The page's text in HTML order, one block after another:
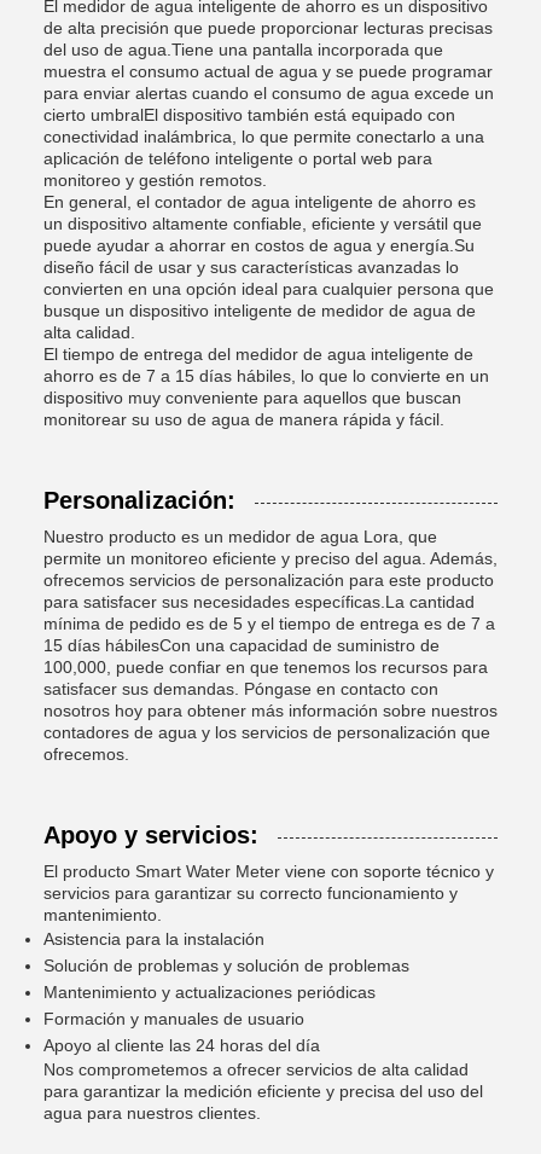
El medidor de agua inteligente de ahorro es un dispositivo
de alta precisión que puede proporcionar lecturas precisas
del uso de agua.Tiene una pantalla incorporada que
muestra el consumo actual de agua y se puede programar
para enviar alertas cuando el consumo de agua excede un
cierto umbralEl dispositivo también está equipado con
conectividad inalámbrica, lo que permite conectarlo a una
aplicación de teléfono inteligente o portal web para
monitoreo y gestión remotos.
En general, el contador de agua inteligente de ahorro es
un dispositivo altamente confiable, eficiente y versátil que
puede ayudar a ahorrar en costos de agua y energía.Su
diseño fácil de usar y sus características avanzadas lo
convierten en una opción ideal para cualquier persona que
busque un dispositivo inteligente de medidor de agua de
alta calidad.
El tiempo de entrega del medidor de agua inteligente de
ahorro es de 7 a 15 días hábiles, lo que lo convierte en un
dispositivo muy conveniente para aquellos que buscan
monitorear su uso de agua de manera rápida y fácil.
Personalización:
Nuestro producto es un medidor de agua Lora, que
permite un monitoreo eficiente y preciso del agua. Además,
ofrecemos servicios de personalización para este producto
para satisfacer sus necesidades específicas.La cantidad
mínima de pedido es de 5 y el tiempo de entrega es de 7 a
15 días hábilesCon una capacidad de suministro de
100,000, puede confiar en que tenemos los recursos para
satisfacer sus demandas. Póngase en contacto con
nosotros hoy para obtener más información sobre nuestros
contadores de agua y los servicios de personalización que
ofrecemos.
Apoyo y servicios:
El producto Smart Water Meter viene con soporte técnico y
servicios para garantizar su correcto funcionamiento y
mantenimiento.
Asistencia para la instalación
Solución de problemas y solución de problemas
Mantenimiento y actualizaciones periódicas
Formación y manuales de usuario
Apoyo al cliente las 24 horas del día
Nos comprometemos a ofrecer servicios de alta calidad
para garantizar la medición eficiente y precisa del uso del
agua para nuestros clientes.